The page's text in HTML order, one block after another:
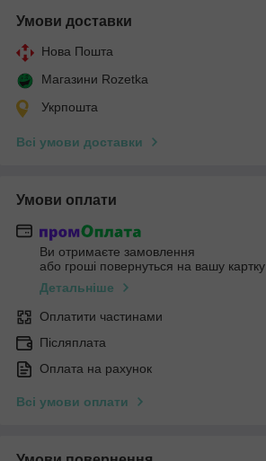
Умови доставки
Нова Пошта
Магазини Rozetka
Укрпошта
Всі умови доставки
Умови оплати
Ви отримаєте замовлення
або гроші повернуться на вашу картку
Детальніше
Оплатити частинами
Післяплата
Оплата на рахунок
Всі умови оплати